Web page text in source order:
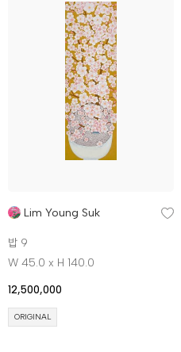
Lim Young Suk
밥 9
W 45.0 x H 140.0
12,500,000
ORIGINAL